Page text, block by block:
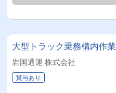
大型トラック乗務構内作業
岩国通運 株式会社
賞与あり